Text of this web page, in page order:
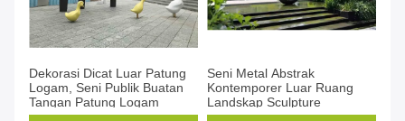
Dekorasi Dicat Luar Patung
Logam, Seni Publik Buatan
Tangan Patung Logam
Seni Metal Abstrak
Kontemporer Luar Ruang
Landskap Sculpture